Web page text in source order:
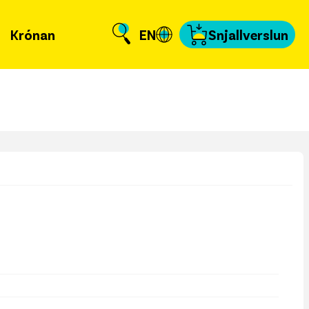
Krónan EN Snjallverslun